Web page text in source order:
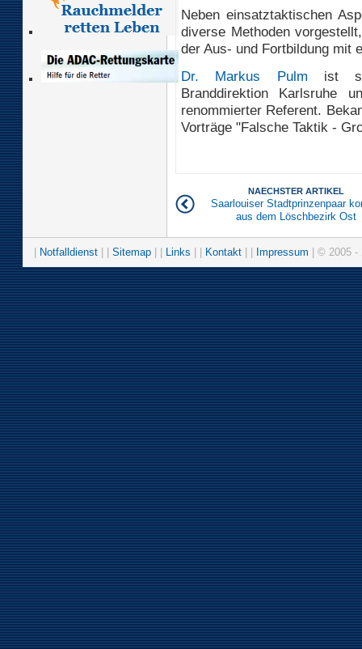
Neben einsatztaktischen
diverse Methoden
der Aus- und Fortbildung mit
Dr. Markus Pulm ist
Branddirektion Karlsruhe
renommierter Referent.
Vorträge "Falsche Taktik -
NAECHSTER ARTIKEL
Saarlouiser Stadtprinzenpaar
aus dem Löschbezirk Ost
Notfalldienst Sitemap Links Kontakt Impressum | © 2005 -